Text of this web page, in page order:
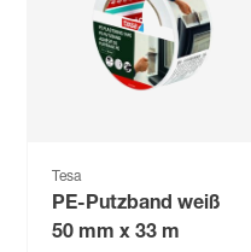
Tesa
PE-Putzband weiß
50 mm x 33 m